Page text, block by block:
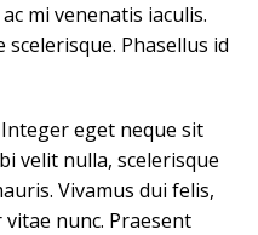
mi venenatis iaculis.
Phasellus id
eget neque sit
velit nulla, scelerisque
Vivamus dui felis,
nunc. Praesent